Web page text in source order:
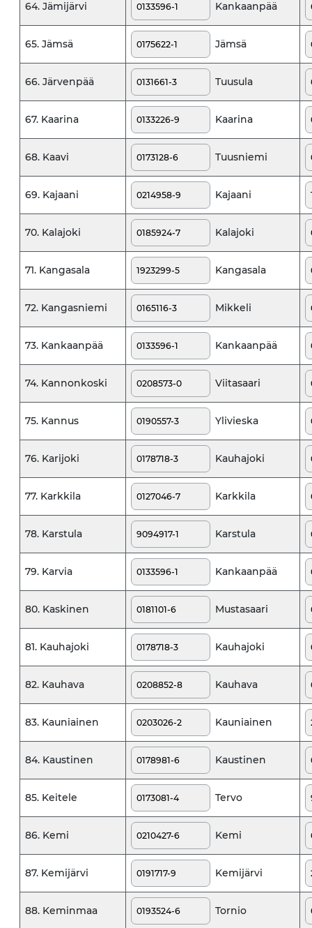
64. Jämijärvi Kankaanpää
65. Jämsä Jämsä
66. Järvenpää Tuusula
67. Kaarina Kaarina
68. Kaavi Tuusniemi
69. Kajaani Kajaani
70. Kalajoki Kalajoki
71. Kangasala Kangasala
72. Kangasniemi Mikkeli
73. Kankaanpää Kankaanpää
74. Kannonkoski Viitasaari
75. Kannus Ylivieska
76. Karijoki Kauhajoki
77. Karkkila Karkkila
78. Karstula Karstula
79. Karvia Kankaanpää
80. Kaskinen Mustasaari
81. Kauhajoki Kauhajoki
82. Kauhava Kauhava
83. Kauniainen Kauniainen
84. Kaustinen Kaustinen
85. Keitele Tervo
86. Kemi Kemi
87. Kemijärvi Kemijärvi
88. Keminmaa Tornio